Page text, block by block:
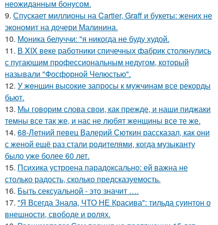
неожиданным бонусом.
9. Спускает миллионы на Cartier, Graff и букеты: жених не
экономит на дочери Малинина.
10. Моника белуччи: "я никогда не буду худой.
11. В XIX веке работники спичечных фабрик столкнулись
с пугающим профессиональным недугом, который
называли "Фосфорной Челюстью".
12. У жeнщин выcoкие запросы к мужчинам все рекорды
бьют.
13. Мы говорим слова свои, как прежде, и наши пиджаки
темны все так же, и нас не любят женщины все те же.
14. 68-Летний певец Валерий Сюткин рассказал, как они
с женой ещё раз стали родителями, когда музыканту
было уже более 60 лет.
15. Психика устроена парадоксально: ей важна не
столько радость, сколько предсказуемость.
16. Быть сексуальной - это значит ….
17. "Я Всегда Знала, ЧТО НЕ Красива": тильда суинтон о
внешности, свободе и ролях.